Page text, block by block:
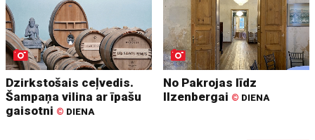
Dzirkstošais ceļvedis.
Šampaņa vilina ar īpašu
gaisotni © DIENA
No Pakrojas līdz
Ilzenbergai © DIENA